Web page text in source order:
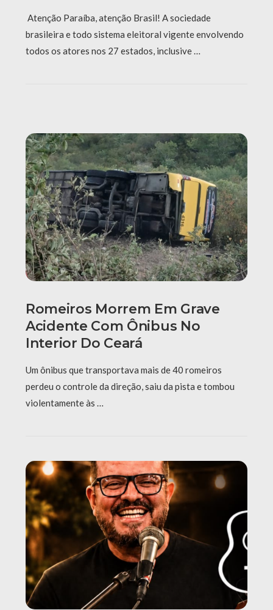
Atenção Paraíba, atenção Brasil! A sociedade
brasileira e todo sistema eleitoral vigente envolvendo
todos os atores nos 27 estados, inclusive …
Romeiros Morrem Em Grave
Acidente Com Ônibus No
Interior Do Ceará
Um ônibus que transportava mais de 40 romeiros
perdeu o controle da direção, saiu da pista e tombou
violentamente às …